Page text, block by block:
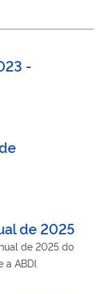
-
de 2025
de 2025 do
ABDI.